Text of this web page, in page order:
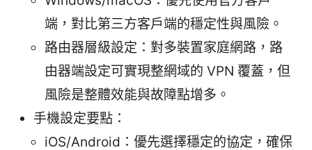
端，對比第三方客戶端的穩定性與風險。
路由器層級設定：對多裝置家庭網路，路
由器端設定可實現整網域的 VPN 覆蓋，但
風險是整體效能與故障點增多。
手機設定要點：
iOS/Android：優先選擇穩定的協定，確保